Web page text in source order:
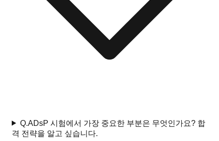
Q.ADsP 시험에서 가장 중요한 부분은 무엇인가요? 합
격 전략을 알고 싶습니다.